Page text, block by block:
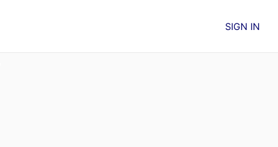
SIGN IN